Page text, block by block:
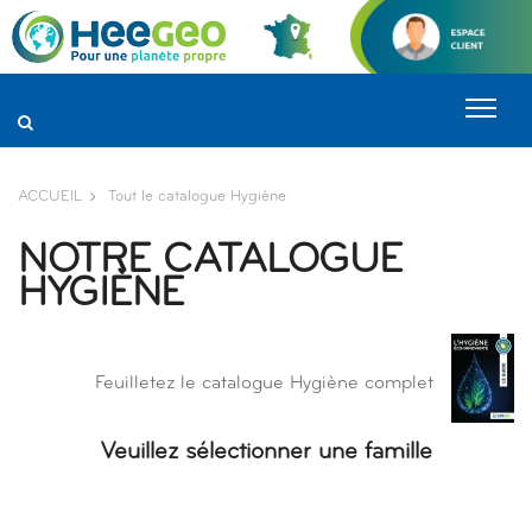
ACCUEIL Tout le catalogue Hygiène
NOTRE CATALOGUE
HYGIÈNE
Feuilletez le catalogue Hygiène complet
Veuillez sélectionner une famille
Panneau de gestion des cookies